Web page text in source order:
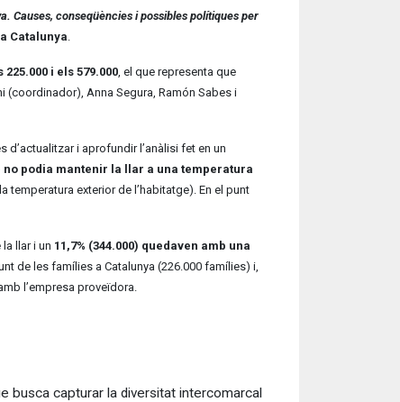
Causes, conseqüències i possibles polítiques per
Catalunya.
i els 579.000, el que representa que
(coordinador), Anna Segura, Ramón Sabes i
d’actualitzar i aprofundir l’anàlisi fet en un
no podia mantenir la llar a una temperatura
temperatura exterior de l’habitatge). En el punt
llar i un 11,7% (344.000) quedaven amb una
de les famílies a Catalunya (226.000 famílies) i,
l’empresa proveïdora.
busca capturar la diversitat intercomarcal